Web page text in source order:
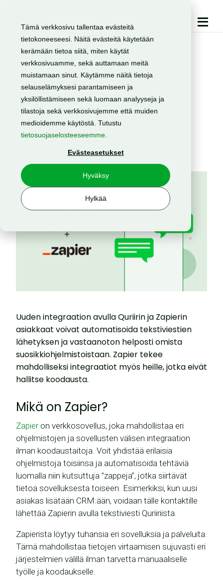
Tämä verkkosivu tallentaa evästeitä
tietokoneeseesi. Näitä evästeitä käytetään
kerämään tietoa siitä, miten käytät
verkkosivuamme, sekä auttamaan meitä
muistamaan sinut. Käytämme näitä tietoja
selauselämyksesi parantamiseen ja
yksilöllistämiseen sekä luomaan analyyseja ja
tilastoja sekä verkkosivujemme että muiden
medioidemme käytöstä. Tutustu
tietosuojaselosteeseemme
Evästeasetukset
Hyväksy
Hylkää
SMS
Quriirin uusi Zapier -
integraatio helpottaa
viestinnän
automatisointia!
6.5.2024
Uuden integraation avulla Quriirin ja Zapierin
asiakkaat voivat automatisoida tekstiviestien
lähetyksen ja vastaanoton helposti omista
suosikkiohjelmistoistaan. Zapier tekee
mahdolliseksi integraatiot myös heille, jotka eivät
hallitse koodausta.
Mikä on Zapier?
Zapieron verkkosovellus, joka mahdollistaa eri
ohjelmistojen ja sovellusten välisen integraation
ilman koodaustaitoja. Voit yhdistää erilaisia
ohjelmistoja toisiinsa ja automatisoida tehtäviä
luomalla niin kutsuttuja ”zappeja”, jotka siirtävät
tietoa sovelluksesta toiseen. Esimerkiksi, kun uusi
asiakas lisätään CRM:ään, voidaan tälle kontaktille
lähettää Zapierin avulla tekstiviesti Quriiriista.
Zapierista löytyy tuhansia eri sovelluksia ja palveluita.
Tämä mahdollistaa tietojen virtaamisen sujuvasti eri
järjestelmien välillä ilman tarvetta manuaaliselle
työlle ja koodaukselle.